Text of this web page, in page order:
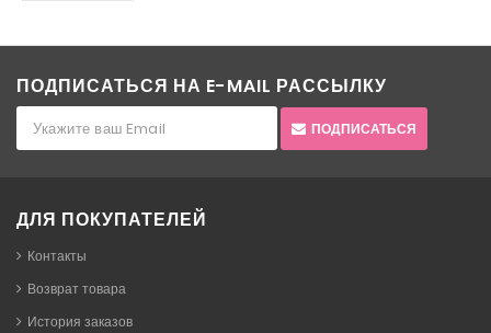
ПОДПИСАТЬСЯ НА E-MAIL РАССЫЛКУ
ПОДПИСАТЬСЯ
ДЛЯ ПОКУПАТЕЛЕЙ
Контакты
Возврат товара
История заказов